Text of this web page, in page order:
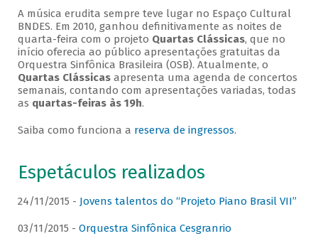
A música erudita sempre teve lugar no Espaço Cultural
BNDES. Em 2010, ganhou definitivamente as noites de
quarta-feira com o projeto Quartas Clássicas, que no
início oferecia ao público apresentações gratuitas da
Orquestra Sinfônica Brasileira (OSB). Atualmente, o
Quartas Clássicasapresenta uma agenda de concertos
semanais, contando com apresentações variadas, todas
as quartas-feiras às 19h.
Saiba como funciona a reserva de ingressos.
Espetáculos realizados
24/11/2015 - Jovens talentos do “Projeto Piano Brasil VII”
03/11/2015 - Orquestra Sinfônica Cesgranrio